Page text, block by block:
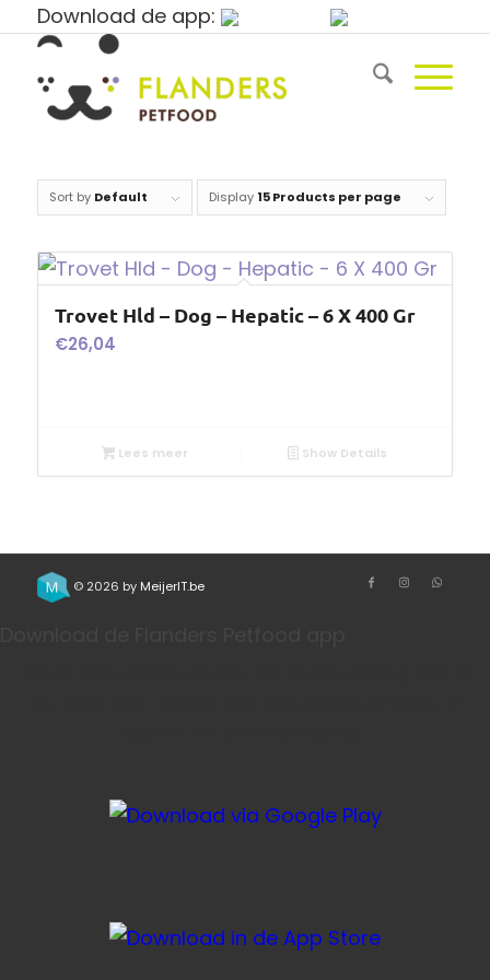
Download de app:
Sort by Default Display 15 Products per page
Trovet Hld – Dog – Hepatic – 6 X 400 Gr
€26,04
Lees meer Show Details
© 2026 by MeijerIT.be